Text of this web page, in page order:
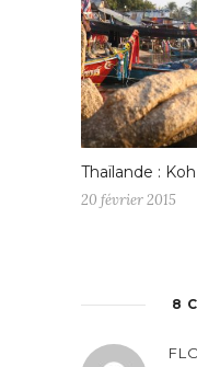
Thaïlande :
20 février 2015
8